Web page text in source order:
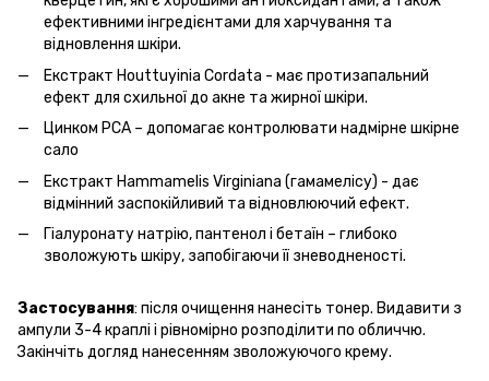
ефективними інгредієнтами для харчування та
відновлення шкіри.
Екстракт Houttuyinia Cordata - має протизапальний
ефект для схильної до акне та жирної шкіри.
Цинком PCA – допомагає контролювати надмірне шкірне
сало
Екстракт Hammamelis Virginiana (гамамелісу) - дає
відмінний заспокійливий та відновлюючий ефект.
Гіалуронату натрію, пантенол і бетаїн – глибоко
зволожують шкіру, запобігаючи її зневодненості.
Застосування: після очищення нанесіть тонер. Видавити з
ампули 3-4 краплі і рівномірно розподілити по обличчю.
Закінчіть догляд нанесенням зволожуючого крему.